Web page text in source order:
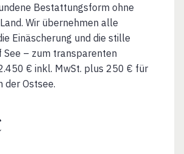
Bestattungsform ohne
Wir übernehmen alle
Einäscherung und die stille
See – zum transparenten
€ inkl. MwSt. plus 250 € für
der Ostsee.